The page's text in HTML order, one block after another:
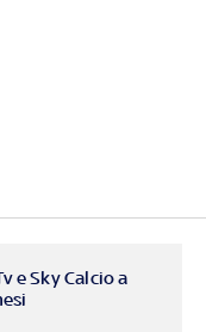
e Sky Calcio a